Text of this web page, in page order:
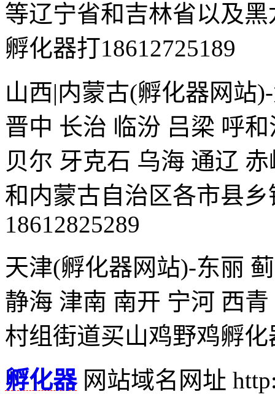
等辽宁省和吉林省以及
孵化器打18612725189
山西|内蒙古(孵化器网站
晋中 长治 临汾 吕梁 呼
贝尔 牙克石 乌海 通辽
和内蒙古自治区各市县
18612825289
天津(孵化器网站)-东丽
静海 津南 南开 宁河 西
村组街道买山鸡野鸡孵化
孵化器网站域名网址